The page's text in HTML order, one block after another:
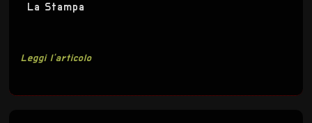
La Stampa
Leggi l'articolo